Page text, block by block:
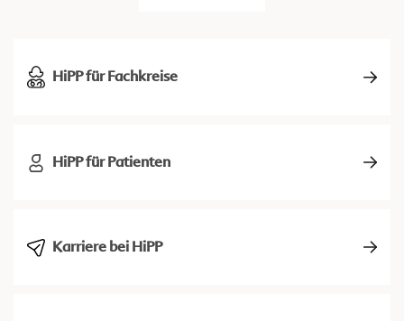
HiPP für Fachkreise
HiPP für Patienten
Karriere bei HiPP